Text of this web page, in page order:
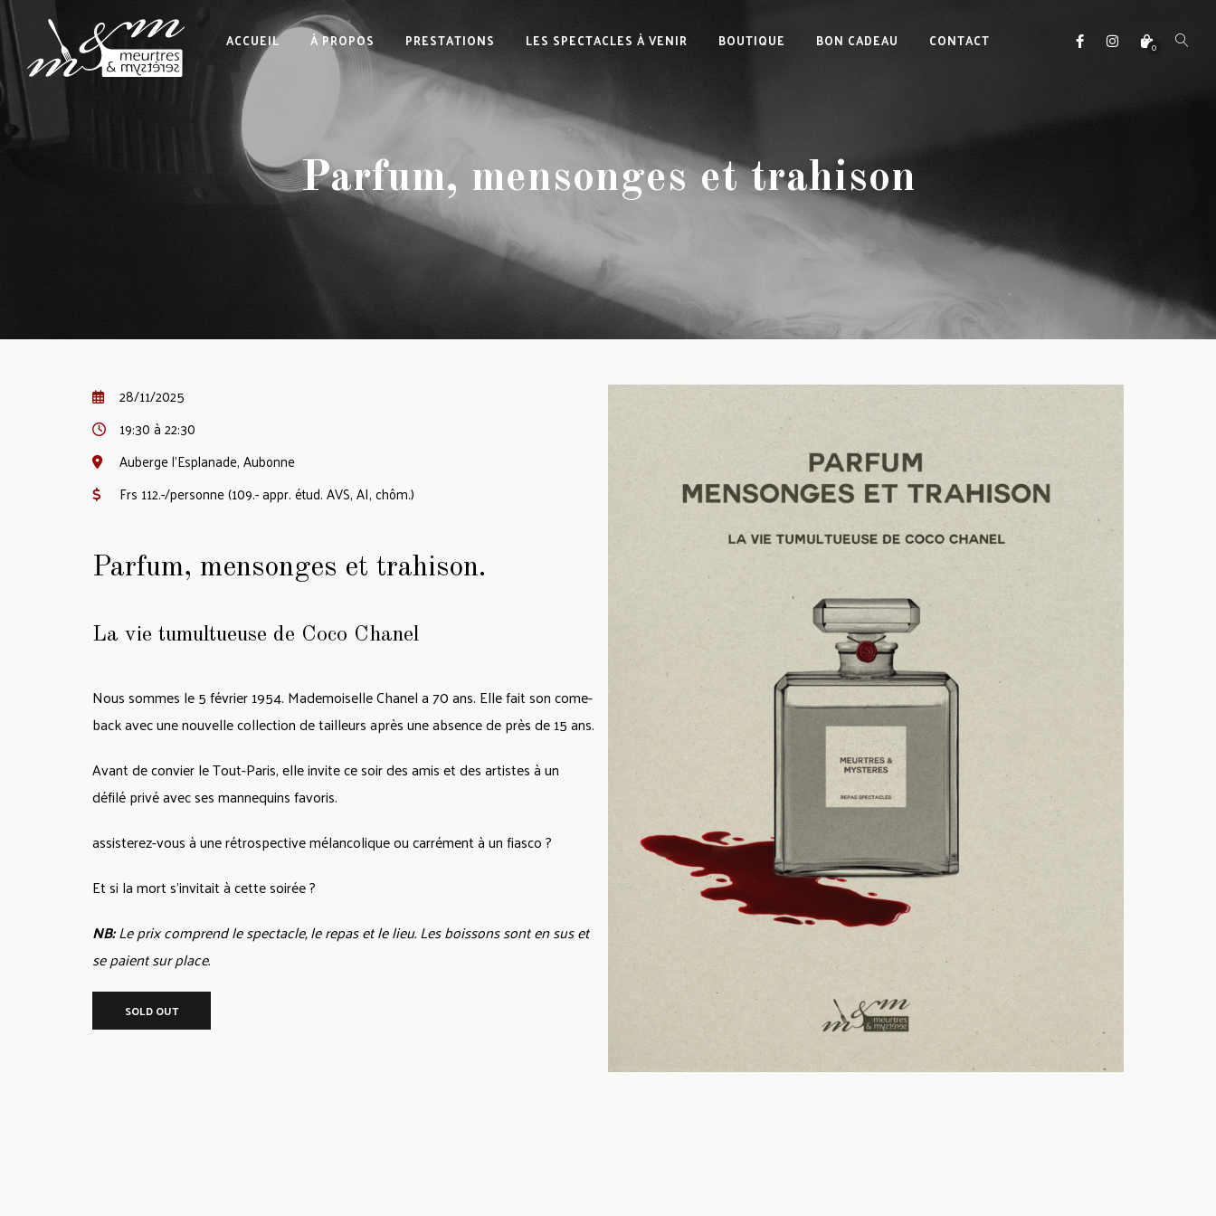
0
ACCUEIL À PROPOS PRESTATIONS LES SPECTACLES À VENIR BOUTIQUE BON CADEAU CONTACT
Parfum, mensonges et trahison
28/11/2025
19:30 à 22:30
Auberge l'Esplanade, Aubonne
Frs 112.-/personne (109.- appr. étud. AVS, AI, chôm.)
Parfum, mensonges et trahison.
La vie tumultueuse de Coco Chanel
Nous sommes le 5 février 1954. Mademoiselle Chanel a 70 ans. Elle fait son come-
back avec une nouvelle collection de tailleurs après une absence de près de 15 ans.
Avant de convier le Tout-Paris, elle invite ce soir des amis et des artistes à un
défilé privé avec ses mannequins favoris.
assisterez-vous à une rétrospective mélancolique ou carrément à un fiasco ?
Et si la mort s’invitait à cette soirée ?
NB:Le prix comprend le spectacle, le repas et le lieu. Les boissons sont en sus et
se paient sur place.
SOLD OUT